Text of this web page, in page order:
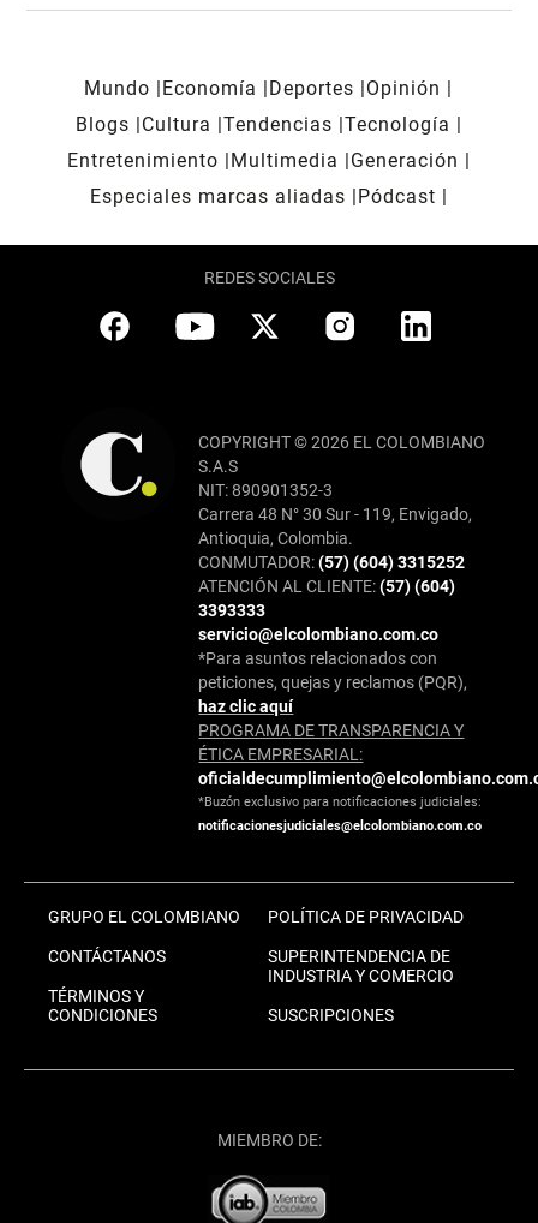
Mundo Economía Deportes
Opinión
Blogs
Cultura Tendencias Tecnología
Entretenimiento
Multimedia
Generación
Especiales marcas aliadas
Pódcast
REDES SOCIALES
COPYRIGHT © 2026 EL COLOMBIANO
S.A.S
NIT: 890901352-3
Carrera 48 N° 30 Sur - 119, Envigado,
Antioquia, Colombia.
CONMUTADOR:(57) (604) 3315252
ATENCIÓN AL CLIENTE:(57) (604)
3393333
servicio@elcolombiano.com.co
*Para asuntos relacionados con
peticiones, quejas y reclamos (PQR),
haz clic aquí
PROGRAMA DE TRANSPARENCIA Y
ÉTICA EMPRESARIAL:
*Buzón exclusivo para notificaciones judiciales:
notificacionesjudiciales@elcolombiano.com.co
GRUPO EL COLOMBIANO
CONTÁCTANOS
TÉRMINOS Y
CONDICIONES
POLÍTICA DE PRIVACIDAD
SUPERINTENDENCIA DE
INDUSTRIA Y COMERCIO
SUSCRIPCIONES
MIEMBRO DE: